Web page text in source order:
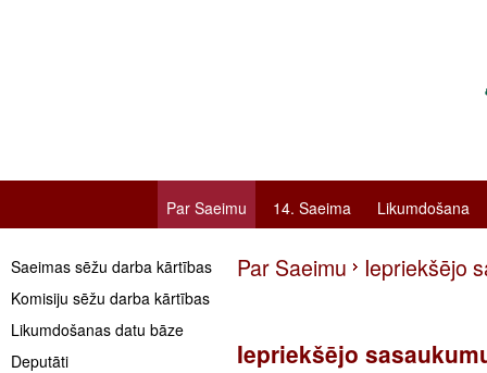
Par Saeimu 14. Saeima Likumdošana
Saeimas sēžu darba kārtības
Komisiju sēžu darba kārtības
Likumdošanas datu bāze
Deputāti
Par Saeimu Iepriekšējo
Iepriekšējo